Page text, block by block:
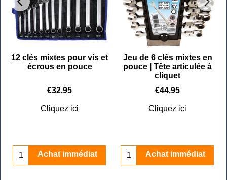
12 clés mixtes pour vis et
écrous en pouce
€32.95
Cliquez ici
Achat immédiat
Jeu de 6 clés mixtes en
pouce | Tête articulée à
cliquet
€44.95
Cliquez ici
Achat immédiat